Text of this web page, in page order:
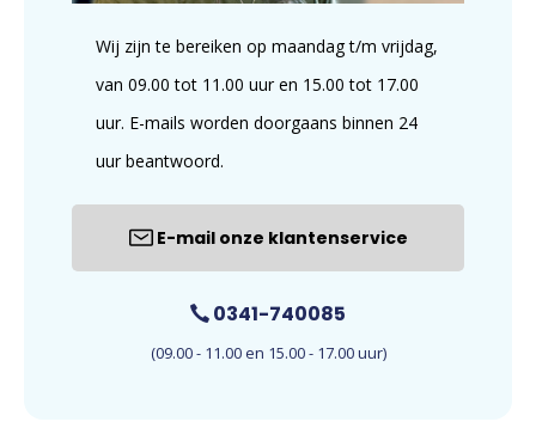
Wij zijn te bereiken op maandag t/m vrijdag,
van 09.00 tot 11.00 uur en 15.00 tot 17.00
uur. E-mails worden doorgaans binnen 24
uur beantwoord.
E-mail onze klantenservice
0341-740085
(09.00 - 11.00 en 15.00 - 17.00 uur)